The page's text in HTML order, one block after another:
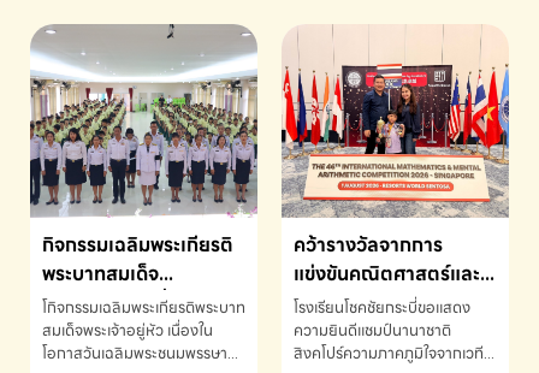
กิจกรรมเฉลิมพระเกียรติ
พระบาทสมเด็จ
พระเจ้าอยู่หัว เนื่องใน
โอกาสวันเฉลิม
พระชนมพรรษา
โกิจกรรมเฉลิมพระเกียรติพระบาท
สมเด็จพระเจ้าอยู่หัว เนื่องใน
โอกาสวันเฉลิมพระชนมพรรษา
คว้ารางวัลจากการ
แข่งขันคณิตศาสตร์และ
คณิตคิดเร็วนานาชาติ
ครั้งที่ 46 ประจำปี 2569
ณ ประเทศสิงคโปร์
โรงเรียนโชคชัยกระบี่ขอแสดง
ความยินดีแชมป์นานาชาติ
สิงคโปร์ความภาคภูมิใจจากเวที